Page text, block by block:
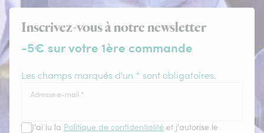
Inscrivez-vous à notre newsletter
-5€ sur votre 1ère commande
Les champs marqués d'un * sont obligatoires.
Adresse e-mail *
J'ai lu la Politique de confidentialité et j'autorise le